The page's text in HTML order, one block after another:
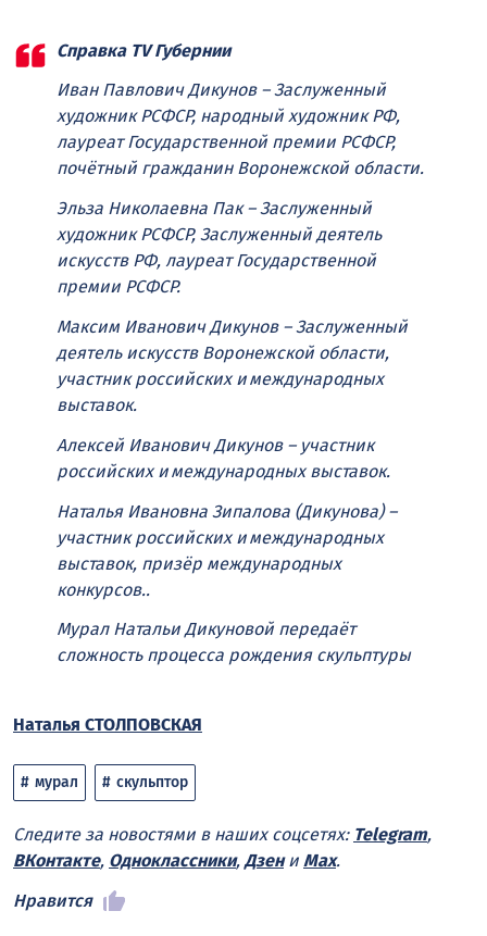
Справка TV Губернии
Иван Павлович Дикунов – Заслуженный
художник РСФСР, народный художник РФ,
лауреат Государственной премии РСФСР,
почётный гражданин Воронежской области.
Эльза Николаевна Пак – Заслуженный
художник РСФСР, Заслуженный деятель
искусств РФ, лауреат Государственной
премии РСФСР.
Максим Иванович Дикунов – Заслуженный
деятель искусств Воронежской области,
участник российских и международных
выставок.
Алексей Иванович Дикунов – участник
российских и международных выставок.
Наталья Ивановна Зипалова (Дикунова) –
участник российских и международных
выставок, призёр международных
конкурсов..
Мурал Натальи Дикуновой передаёт
сложность процесса рождения скульптуры
Наталья СТОЛПОВСКАЯ
мурал скульптор
Следите за новостями в наших соцсетях: Telegram,
ВКонтакте, Одноклассники, Дзени Max.
Нравится